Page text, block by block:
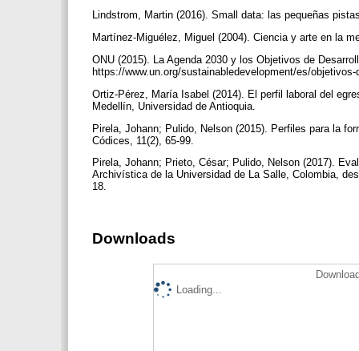
Lindstrom, Martin (2016). Small data: las pequeñas
Martínez-Miguélez, Miguel (2004). Ciencia y arte en la
ONU (2015). La Agenda 2030 y los Objetivos de
https://www.un.org/sustainabledevelopment/es/
Ortiz-Pérez, María Isabel (2014). El perfil laboral del
Medellín, Universidad de Antioquia.
Pirela, Johann; Pulido, Nelson (2015). Perfiles para la
Códices, 11(2), 65-99.
Pirela, Johann; Prieto, César; Pulido, Nelson (2017).
Archivística de la Universidad de La Salle, Colombia,
18.
Downloads
Loading...